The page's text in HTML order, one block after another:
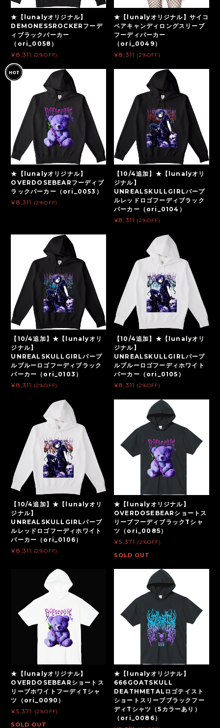
★【lunalyオリジナル】
DEMONESSROCKERフーデ
ィブラックパーカー
（ori_0058）
¥8,311
(2%OFF)
★【lunalyオリジナル】サイコ
ベアキャンディロングスリーブ
フーディパーカー
（ori_0049）
¥8,311 (2%OFF)
★【lunalyオリジナル】
OVERDOSEBEARフーディブ
ラックパーカー（ori_0053）
¥8,311
(2%OFF)
【10/4追加】★【lunalyオリ
ジナル】
UNREALSKULLGIRLパープ
ルレッドロゴフーディブラック
パーカー（ori_0104）
¥8,311 (2%OFF)
【10/4追加】★【lunalyオリ
ジナル】
UNREALSKULLGIRLパープ
ルブルーロゴフーディブラック
パーカー（ori_0103）
¥8,311
(2%OFF)
【10/4追加】★【lunalyオリ
ジナル】
UNREALSKULLGIRLパープ
ルブルーロゴフーディホワイト
パーカー（ori_0105）
¥8,311 (2%OFF)
【10/4追加】★【lunalyオリ
ジナル】
UNREALSKULLGIRLパープ
ルレッドロゴフーディホワイト
パーカー（ori_0106）
¥8,311
(2%OFF)
★【lunalyオリジナル】
OVERDOSEBEARショートス
リーブフーディブラックTシャ
ツ（ori_0085）
¥5,371 (2%OFF)
SOLD OUT
★【lunalyオリジナル】
OVERDOSEBEARショートス
リーブホワイトフーディTシャ
ツ（ori_0090）
¥5,371
(2%OFF)
SOLD OUT
★【lunalyオリジナル】
666GOATSKULL
DEATHMETALロゴテイスト
ショートスリーブブラックフー
ディTシャツ（5カラーあり）
（ori_0086）